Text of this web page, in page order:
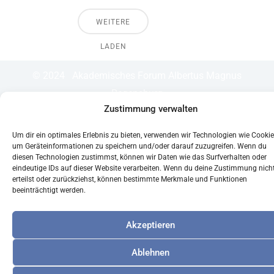
Zustimmung verwalten
Um dir ein optimales Erlebnis zu bieten, verwenden wir Technologien wie
um Geräteinformationen zu speichern und/oder darauf zuzugreifen. Wenn du
diesen Technologien zustimmst, können wir Daten wie das Surfverhalten oder
eindeutige IDs auf dieser Website verarbeiten. Wenn du deine Zustimmung
erteilst oder zurückziehst, können bestimmte Merkmale und Funktionen
beeinträchtigt werden.
Akzeptieren
Ablehnen
WEITERE
LADEN